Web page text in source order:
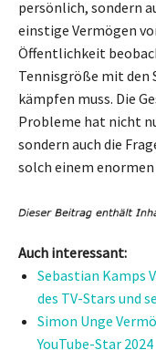
persönlich, sondern
einstige Vermögen
Öffentlichkeit
Tennisgröße mit den
kämpfen muss. Die
Probleme hat nicht
sondern auch die
solch einem
Auch interessant:
Sebastian Kamps
des TV-Stars und
Simon Unge
YouTube-Star 2024